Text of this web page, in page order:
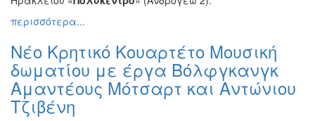
περισσότερα...
Νέο Κρητικό Κουαρτέτο Μουσική
δωματίου με έργα Βόλφγκανγκ
Αμαντέους Μότσαρτ και Αντώνιου
Τζιβένη